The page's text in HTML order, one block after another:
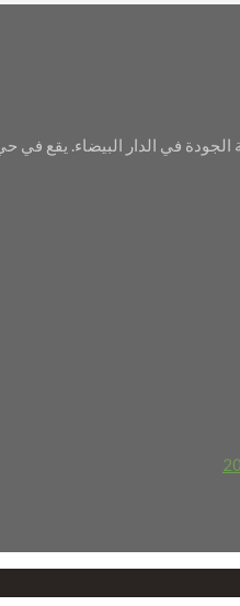
الجودة في الدار البيضاء. يقع